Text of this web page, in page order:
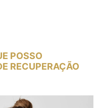
POSSO
RECUPERAÇÃO